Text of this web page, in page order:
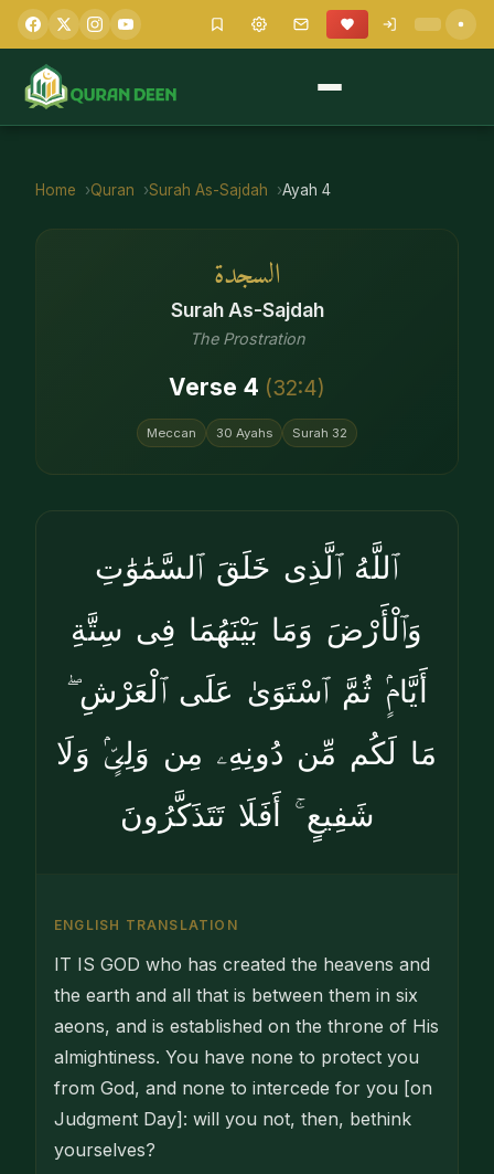
Home Quran Surah As-Sajdah Ayah 4
السجدة
Surah As-Sajdah
The Prostration
Verse 4 (32:4)
Meccan 30 Ayahs Surah 32
ٱللَّهُ ٱلَّذِى خَلَقَ ٱلسَّمَٰوَٰتِ
وَٱلْأَرْضَ وَمَا بَيْنَهُمَا فِى سِتَّةِ
أَيَّامٍۢ ثُمَّ ٱسْتَوَىٰ عَلَى ٱلْعَرْشِ ۖ
مَا لَكُم مِّن دُونِهِۦ مِن وَلِىٍّۢ وَلَا
شَفِيعٍ ۚ أَفَلَا تَتَذَكَّرُونَ
ENGLISH TRANSLATION
IT IS GOD who has created the heavens and
the earth and all that is between them in six
aeons, and is established on the throne of His
almightiness. You have none to protect you
from God, and none to intercede for you [on
Judgment Day]: will you not, then, bethink
yourselves?